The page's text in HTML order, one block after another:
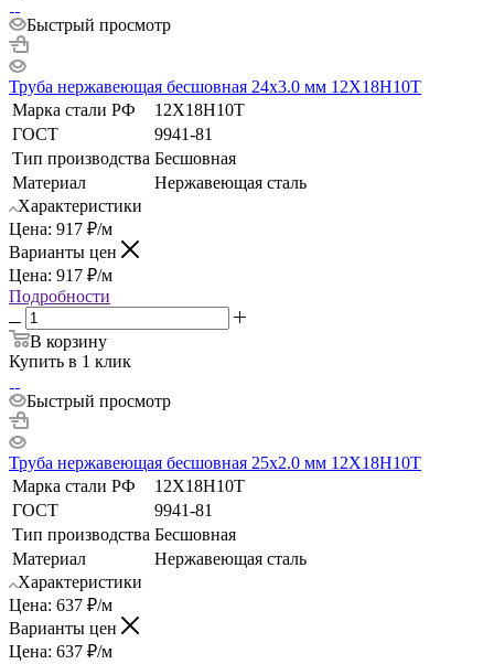
Быстрый просмотр
Труба нержавеющая бесшовная 24х3.0 мм 12Х18Н10Т
Марка стали РФ
12Х18Н10Т
ГОСТ
9941-81
Тип производства Бесшовная
Материал
Нержавеющая сталь
Характеристики
Цена: 917 ₽/м
Варианты цен
Цена: 917 ₽/м
Подробности
В корзину
Купить в 1 клик
Быстрый просмотр
Труба нержавеющая бесшовная 25х2.0 мм 12Х18Н10Т
Марка стали РФ
12Х18Н10Т
ГОСТ
9941-81
Тип производства Бесшовная
Материал
Нержавеющая сталь
Характеристики
Цена: 637 ₽/м
Варианты цен
Цена: 637 ₽/м